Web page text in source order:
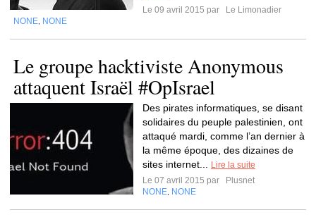
Le 09 avril 2015 par
Le Limonadier
NONE NONE
Le groupe hacktiviste Anonymous
attaquent Israël #OpIsrael
Des pirates informatiques, se disant
solidaires du peuple palestinien, ont
attaqué mardi, comme l’an dernier à
la même époque, des dizaines de
sites internet...
Lire la suite
Le 07 avril 2015 par
Plusnet
NONE NONE